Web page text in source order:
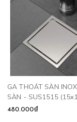
GA THOÁT SÀN
SÀN - SUS1515
480.000₫